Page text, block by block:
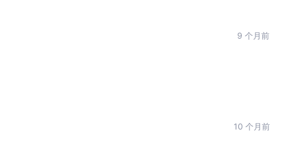
9 个月前
10 个月前